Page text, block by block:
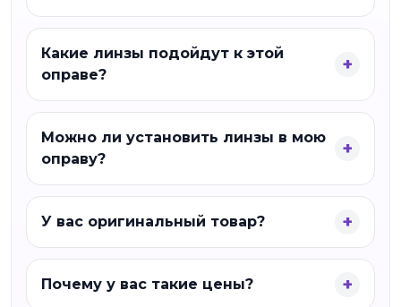
Какие линзы подойдут к этой
оправе?
Можно ли установить линзы в мою
оправу?
У вас оригинальный товар?
Почему у вас такие цены?